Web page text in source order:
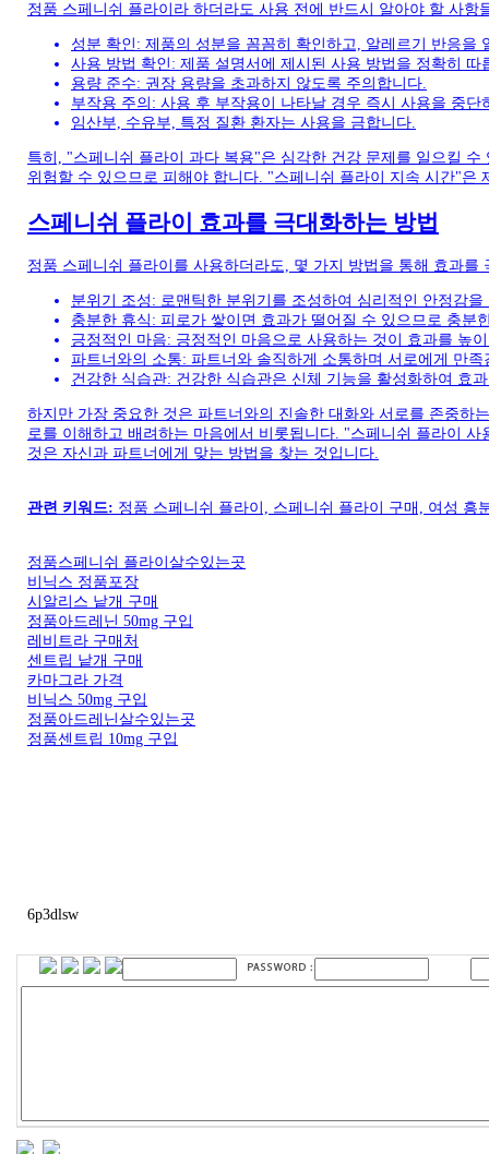
정품 스페니쉬 플라이라 하더라도 사용 전에 반드시 알아야 할 사
성분 확인: 제품의 성분을 꼼꼼히 확인하고, 알레르기 반응을
사용 방법 확인: 제품 설명서에 제시된 사용 방법을 정확히 따
용량 준수: 권장 용량을 초과하지 않도록 주의합니다.
부작용 주의: 사용 후 부작용이 나타날 경우 즉시 사용을 중단
임산부, 수유부, 특정 질환 환자는 사용을 금합니다.
특히, "스페니쉬 플라이 과다 복용"은 심각한 건강 문제를 일으킬
위험할 수 있으므로 피해야 합니다. "스페니쉬 플라이 지속 시간"은
스페니쉬 플라이 효과를 극대화하는 방법
정품 스페니쉬 플라이를 사용하더라도, 몇 가지 방법을 통해 효과
분위기 조성: 로맨틱한 분위기를 조성하여 심리적인 안정감을
충분한 휴식: 피로가 쌓이면 효과가 떨어질 수 있으므로 충분
긍정적인 마음: 긍정적인 마음으로 사용하는 것이 효과를 높
파트너와의 소통: 파트너와 솔직하게 소통하며 서로에게 만
건강한 식습관: 건강한 식습관은 신체 기능을 활성화하여 효
하지만 가장 중요한 것은 파트너와의 진솔한 대화와 서로를 존중하
로를 이해하고 배려하는 마음에서 비롯됩니다. "스페니쉬 플라이
것은 자신과 파트너에게 맞는 방법을 찾는 것입니다.
관련 키워드: 정품 스페니쉬 플라이, 스페니쉬 플라이 구매, 여성 흥
정품스페니쉬 플라이살수있는곳
비닉스 정품포장
시알리스 낱개 구매
정품아드레닌 50mg 구입
레비트라 구매처
센트립 낱개 구매
카마그라 가격
비닉스 50mg 구입
정품아드레닌살수있는곳
정품센트립 10mg 구입
6p3dlsw